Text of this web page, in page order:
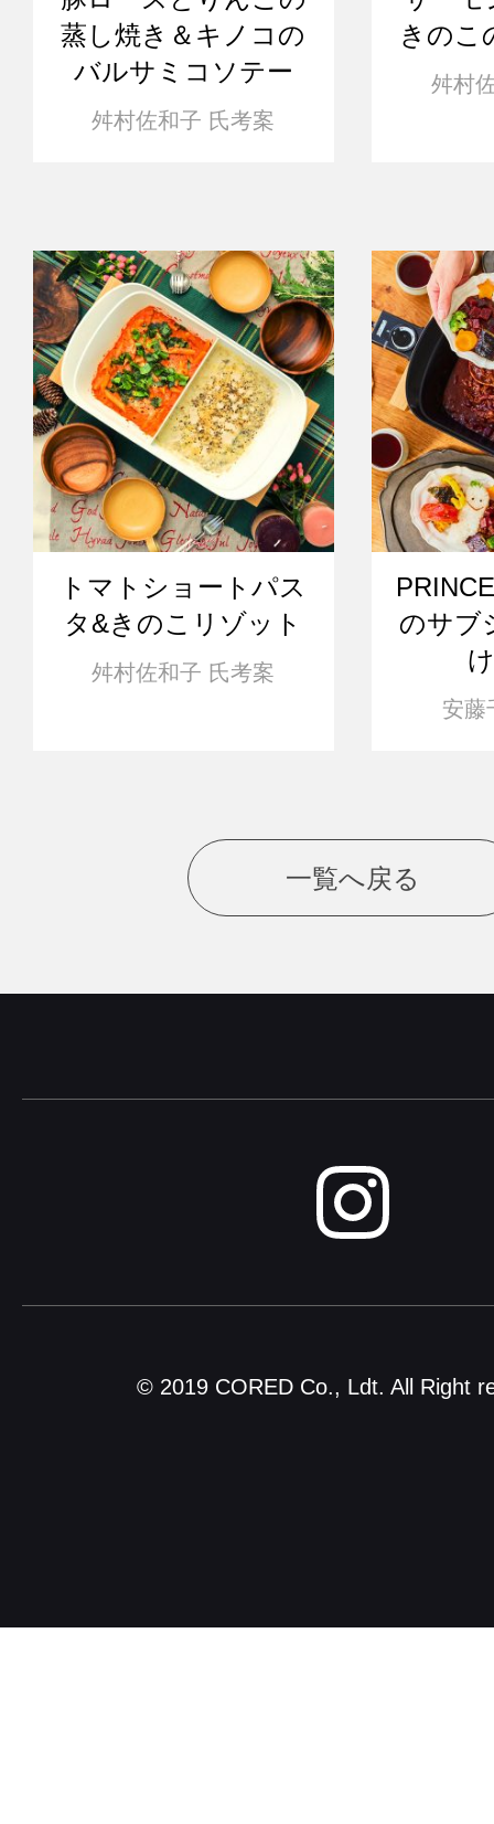
蒸し焼き＆キノコの
バルサミコソテー
舛村佐和子 氏考案
きのこ
舛村
トマトショートパス
タ&きのこリゾット
舛村佐和子 氏考案
のサブ
安藤
一覧へ戻る
© 2019 CORED Co., Ldt. All Right